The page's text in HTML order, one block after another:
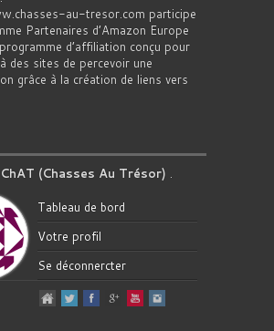
au-tresor.com participe
Partenaires d’Amazon Europe
d’affiliation conçu pour
des sites de percevoir une
grâce à la création de liens vers
ChAT (Chasses Au Trésor)
Tableau de bord
Votre profil
Se déconnercter